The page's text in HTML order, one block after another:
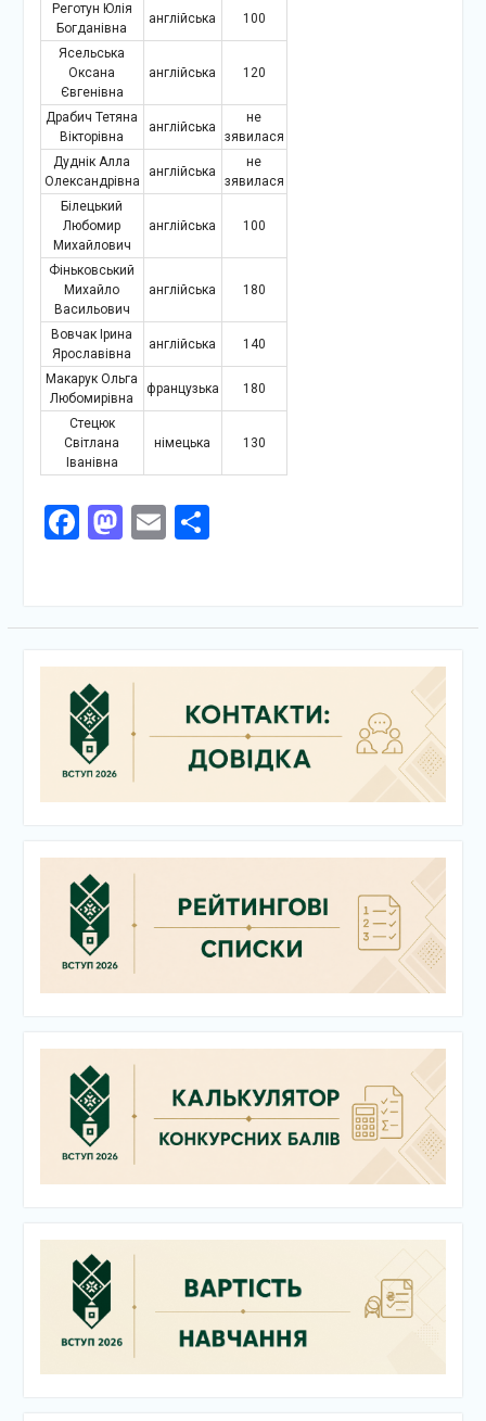
Реготун Юлія
Богданівна
англійська 100
Ясельська
Оксана
Євгенівна
англійська 120
Драбич Тетяна
Вікторівна
англійська
не
зявилася
Дуднік Алла
Олександрівна
англійська
не
зявилася
Білецький
Любомир
Михайлович
англійська 100
Фіньковський
Михайло
Васильович
англійська 180
Вовчак Ірина
Ярославівна
англійська 140
Макарук Ольга
Любомирівна
французька 180
Стецюк
Світлана
Іванівна
німецька 130
Facebook
Mastodon
EmailПоділитися